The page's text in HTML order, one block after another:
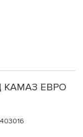
КАМАЗ ЕВРО